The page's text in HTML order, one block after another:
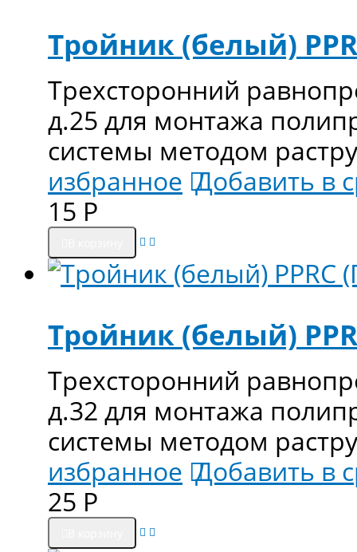
Тройник (белый)
Трехсторонний
д.25 для монтажа
системы методом
избранное Добавить в
15 Р
Тройник (белый)
Трехсторонний
д.32 для монтажа
системы методом
избранное Добавить в
25 Р